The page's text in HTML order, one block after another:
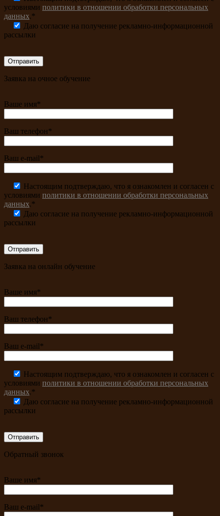
условиями политики в отношении обработки персональных
данных.*
Даю согласие на получение рекламно-информационной
рассылки
Заявка на очное обучение
Ваше имя*
Ваш телефон*
Ваш e-mail*
Настоящим подтверждаю, что я ознакомлен и согласен с
условиями политики в отношении обработки персональных
данных.*
Даю согласие на получение рекламно-информационной
рассылки
Заявка на онлайн обучение
Ваше имя*
Ваш телефон*
Ваш e-mail*
Настоящим подтверждаю, что я ознакомлен и согласен с
условиями политики в отношении обработки персональных
данных.*
Даю согласие на получение рекламно-информационной
рассылки
Обратный звонок
Ваше имя*
Ваш e-mail*